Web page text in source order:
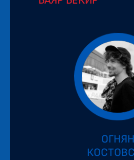
ОГНЯН